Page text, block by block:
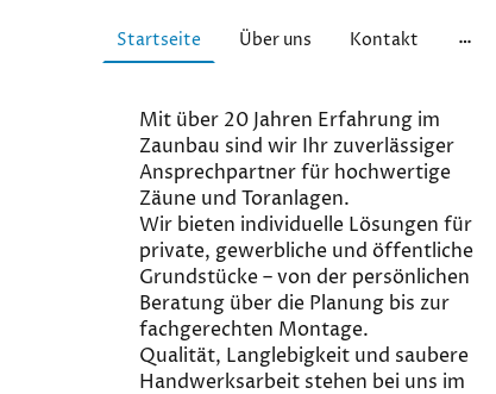
Startseite Über uns Kontakt
Mit über 20 Jahren Erfahrung im
Zaunbau sind wir Ihr zuverlässiger
Ansprechpartner für hochwertige
Zäune und Toranlagen.
Wir bieten individuelle Lösungen für
private, gewerbliche und öffentliche
Grundstücke – von der persönlichen
Beratung über die Planung bis zur
fachgerechten Montage.
Qualität, Langlebigkeit und saubere
Handwerksarbeit stehen bei uns im